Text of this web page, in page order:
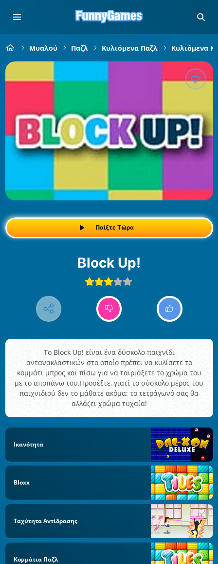
Μυαλού Παζλ Κυλιόμενα Παζλ Κυλιόμενα
Παίξτε Τώρα
Block Up!
Το Block Up! είναι ένα δύσκολο παιχνίδι
αντανακλαστικών στο οποίο πρέπει να κυλίσετε το
κομμάτι μπρος και πίσω για να ταιριάξετε το χρώμα του
με το αποπάνω του.Προσέξτε, γιατί το σύσκολο μέρος του
παιχνιδιού δεν το μάθατε ακόμα: το τετράγωνό σας θα
αλλάζει χρώμα τυχαία!
Ικανότητα
Bloxx
Ταχύτητα Αντίδρασης
Κομμάτια Παζλ